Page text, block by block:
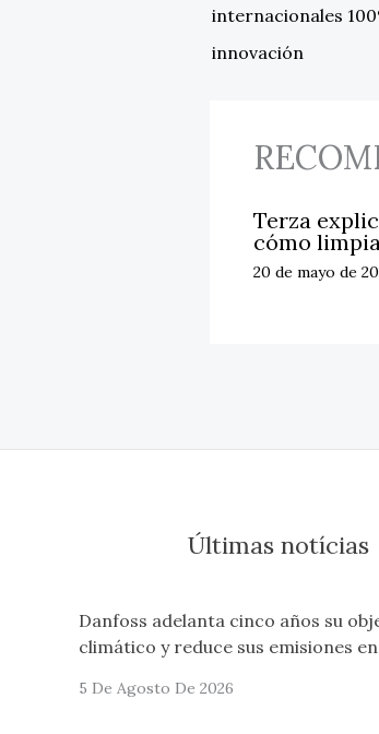
internacionales
innovación
Terza
cómo
20 de mayo de
Últimas notícias
Danfoss adelanta cinco años su
climático y reduce sus emisiones en
5 De Agosto De 2026